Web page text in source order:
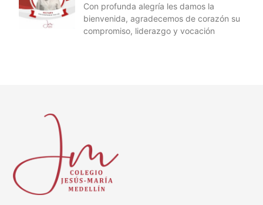
Con profunda alegría les damos la
bienvenida, agradecemos de corazón su
compromiso, liderazgo y vocación